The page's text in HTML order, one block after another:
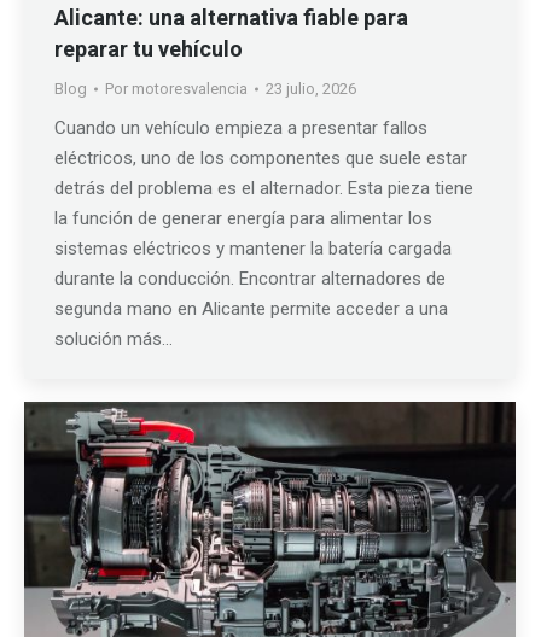
Alicante: una alternativa fiable para
reparar tu vehículo
Blog Por motoresvalencia 23 julio, 2026
Cuando un vehículo empieza a presentar fallos
eléctricos, uno de los componentes que suele estar
detrás del problema es el alternador. Esta pieza tiene
la función de generar energía para alimentar los
sistemas eléctricos y mantener la batería cargada
durante la conducción. Encontrar alternadores de
segunda mano en Alicante permite acceder a una
solución más…